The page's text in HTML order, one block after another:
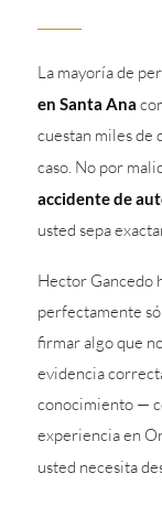
La mayoría de
en Santa Ana
cuestan miles de
caso. No por
accidente de
usted sepa
Hector Gancedo
perfectamente
firmar algo que
evidencia
conocimiento —
experiencia en
usted necesita